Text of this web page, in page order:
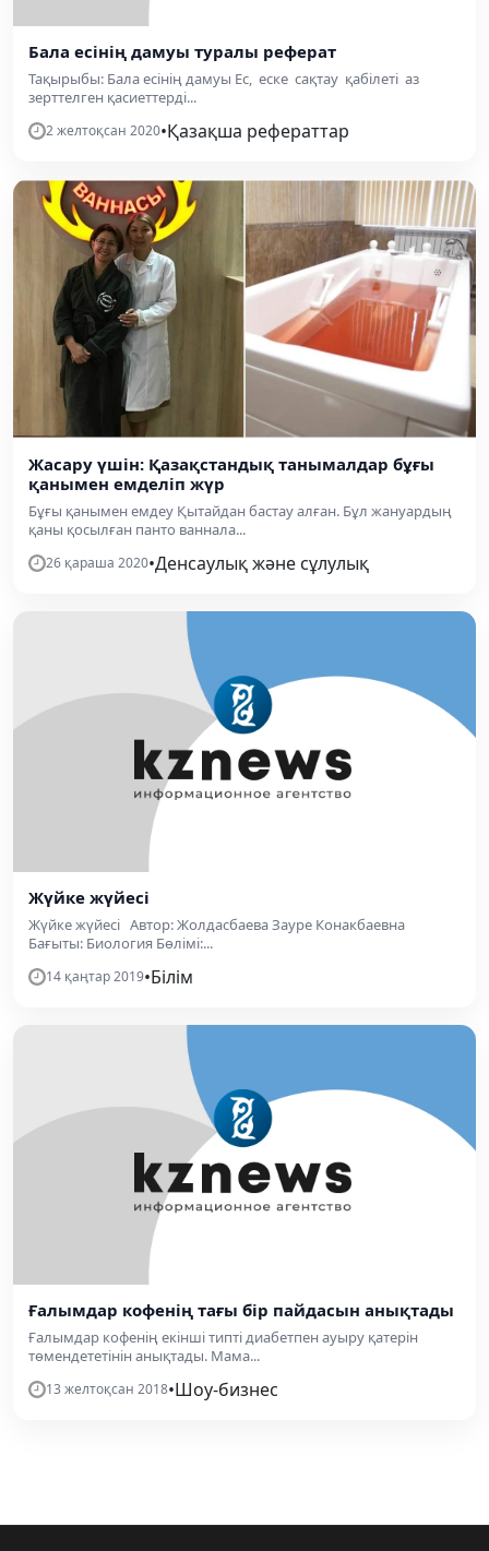
Бала есінің дамуы туралы реферат
Тақырыбы: Бала есінің дамуы Ес, еске сақтау қабілеті аз
зерттелген қасиеттерді...
2 желтоқсан 2020•Қазақша рефераттар
Жасару үшін: Қазақстандық танымалдар бұғы
қанымен емделіп жүр
Бұғы қанымен емдеу Қытайдан бастау алған. Бұл жануардың
қаны қосылған панто ваннала...
26 қараша 2020•Денсаулық және сұлулық
Жүйке жүйесі
Жүйке жүйесі Автор: Жолдасбаева Зауре Конакбаевна
Бағыты: Биология Бөлімі:...
14 қаңтар 2019•Білім
Ғалымдар кофенің тағы бір пайдасын анықтады
Ғалымдар кофенің екінші типті диабетпен ауыру қатерін
төмендететінін анықтады. Мама...
13 желтоқсан 2018•Шоу-бизнес